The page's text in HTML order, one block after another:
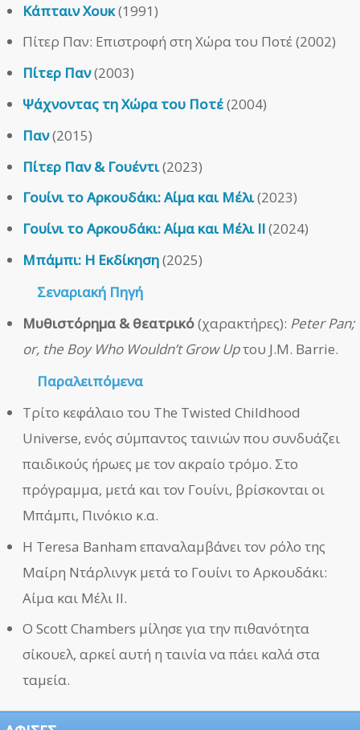
Κάπταιν Χουκ(1991)
Πίτερ Παν: Επιστροφή στη Χώρα του Ποτέ (2002)
Πίτερ Παν(2003)
Ψάχνοντας τη Χώρα του Ποτέ(2004)
Παν(2015)
Πίτερ Παν & Γουέντι(2023)
Γουίνι το Αρκουδάκι: Αίμα και Μέλι(2023)
Γουίνι το Αρκουδάκι: Αίμα και Μέλι ΙΙ(2024)
Μπάμπι: Η Εκδίκηση(2025)
Σεναριακή Πηγή
Μυθιστόρημα & θεατρικό(χαρακτήρες): Peter Pan;
or, the Boy Who Wouldn’t Grow Upτου J.M. Barrie.
Παραλειπόμενα
Τρίτο κεφάλαιο του The Twisted Childhood
Universe, ενός σύμπαντος ταινιών που συνδυάζει
παιδικούς ήρωες με τον ακραίο τρόμο. Στο
πρόγραμμα, μετά και τον Γουίνι, βρίσκονται οι
Μπάμπι, Πινόκιο κ.α.
Η Teresa Banham επαναλαμβάνει τον ρόλο της
Μαίρη Ντάρλινγκ μετά το Γουίνι το Αρκουδάκι:
Αίμα και Μέλι ΙΙ.
Ο Scott Chambers μίλησε για την πιθανότητα
σίκουελ, αρκεί αυτή η ταινία να πάει καλά στα
ταμεία.